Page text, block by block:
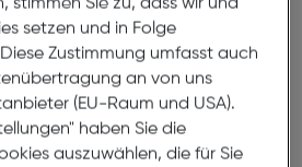
stimmen Sie zu, dass wir und
setzen und in Folge
Zustimmung umfasst auch
an von uns
(EU-Raum und USA).
haben Sie die
auszuwählen, die für Sie